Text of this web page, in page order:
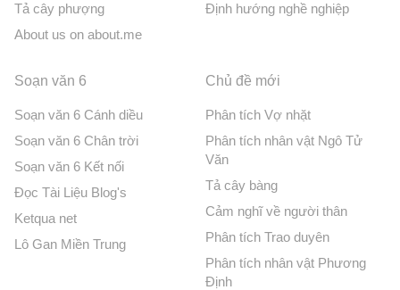
Tả cây phượng
About us on about.me
Định hướng nghề nghiệp
Soạn văn 6
Soạn văn 6 Cánh diều
Soạn văn 6 Chân trời
Soạn văn 6 Kết nối
Đọc Tài Liệu Blog's
Ketqua net
Lô Gan Miền Trung
Chủ đề mới
Phân tích Vợ nhặt
Phân tích nhân vật Ngô Tử
Văn
Tả cây bàng
Cảm nghĩ về người thân
Phân tích Trao duyên
Phân tích nhân vật Phương
Định